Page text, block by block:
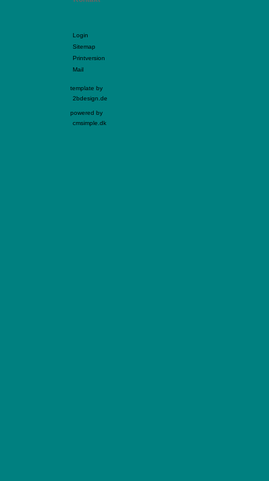
Login
Sitemap
Printversion
Mail
template by
2bdesign.de
powered by
cmsimple.dk